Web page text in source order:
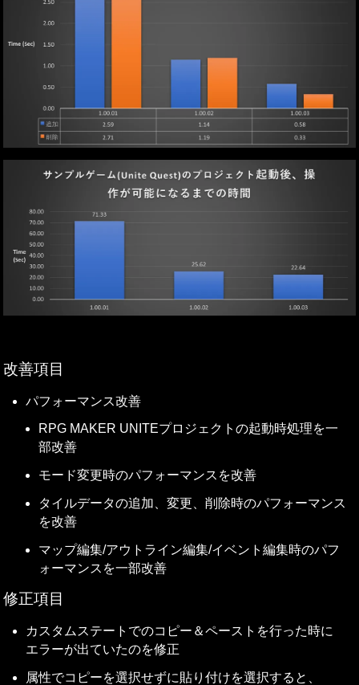
改善項目
パフォーマンス改善
RPG MAKER UNITEプロジェクトの起動時処理を一
部改善
モード変更時のパフォーマンスを改善
タイルデータの追加、変更、削除時のパフォーマンス
を改善
マップ編集/アウトライン編集/イベント編集時のパフ
ォーマンスを一部改善
修正項目
カスタムステートでのコピー＆ペーストを行った時に
エラーが出ていたのを修正
属性でコピーを選択せずに貼り付けを選択すると、